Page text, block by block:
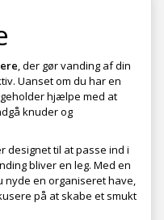
, der gør vanding af din
Uanset om du har en
hjælpe med at
knuder og
designet til at passe ind i
bliver en leg. Med en
nyde en organiseret have,
på at skabe et smukt